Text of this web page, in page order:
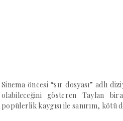
Sinema öncesi “sır dosyası” adlı
olabileceğini gösteren Taylan
popülerlik kaygısı ile sanırım, kötü